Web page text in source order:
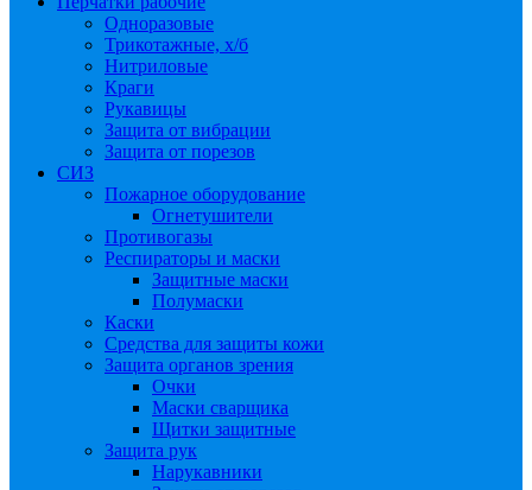
Одноразовые
Трикотажные, х/б
Нитриловые
Краги
Рукавицы
Защита от вибрации
Защита от порезов
СИЗ
Пожарное оборудование
Огнетушители
Противогазы
Респираторы и маски
Защитные маски
Полумаски
Каски
Средства для защиты кожи
Защита органов зрения
Очки
Маски сварщика
Щитки защитные
Защита рук
Нарукавники